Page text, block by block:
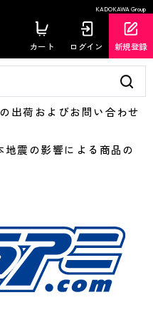
KADOKAWA Group
カート ログイン 新規登録
荷およびお問い合わせ
震の影響による商品の